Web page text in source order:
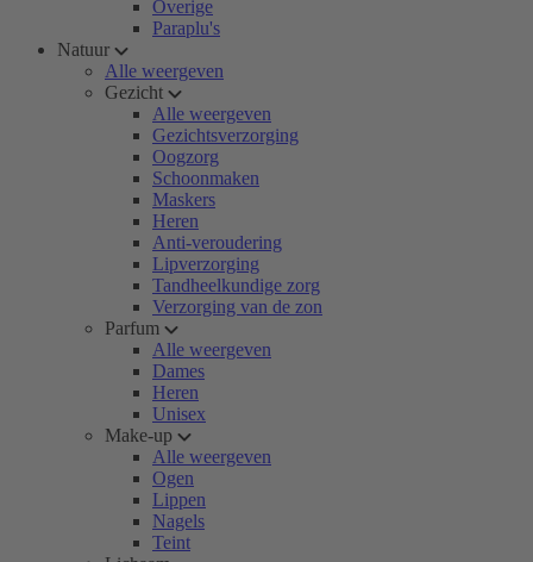
Overige
Paraplu's
Natuur
Alle weergeven
Gezicht
Alle weergeven
Gezichtsverzorging
Oogzorg
Schoonmaken
Maskers
Heren
Anti-veroudering
Lipverzorging
Tandheelkundige zorg
Verzorging van de zon
Parfum
Alle weergeven
Dames
Heren
Unisex
Make-up
Alle weergeven
Ogen
Lippen
Nagels
Teint